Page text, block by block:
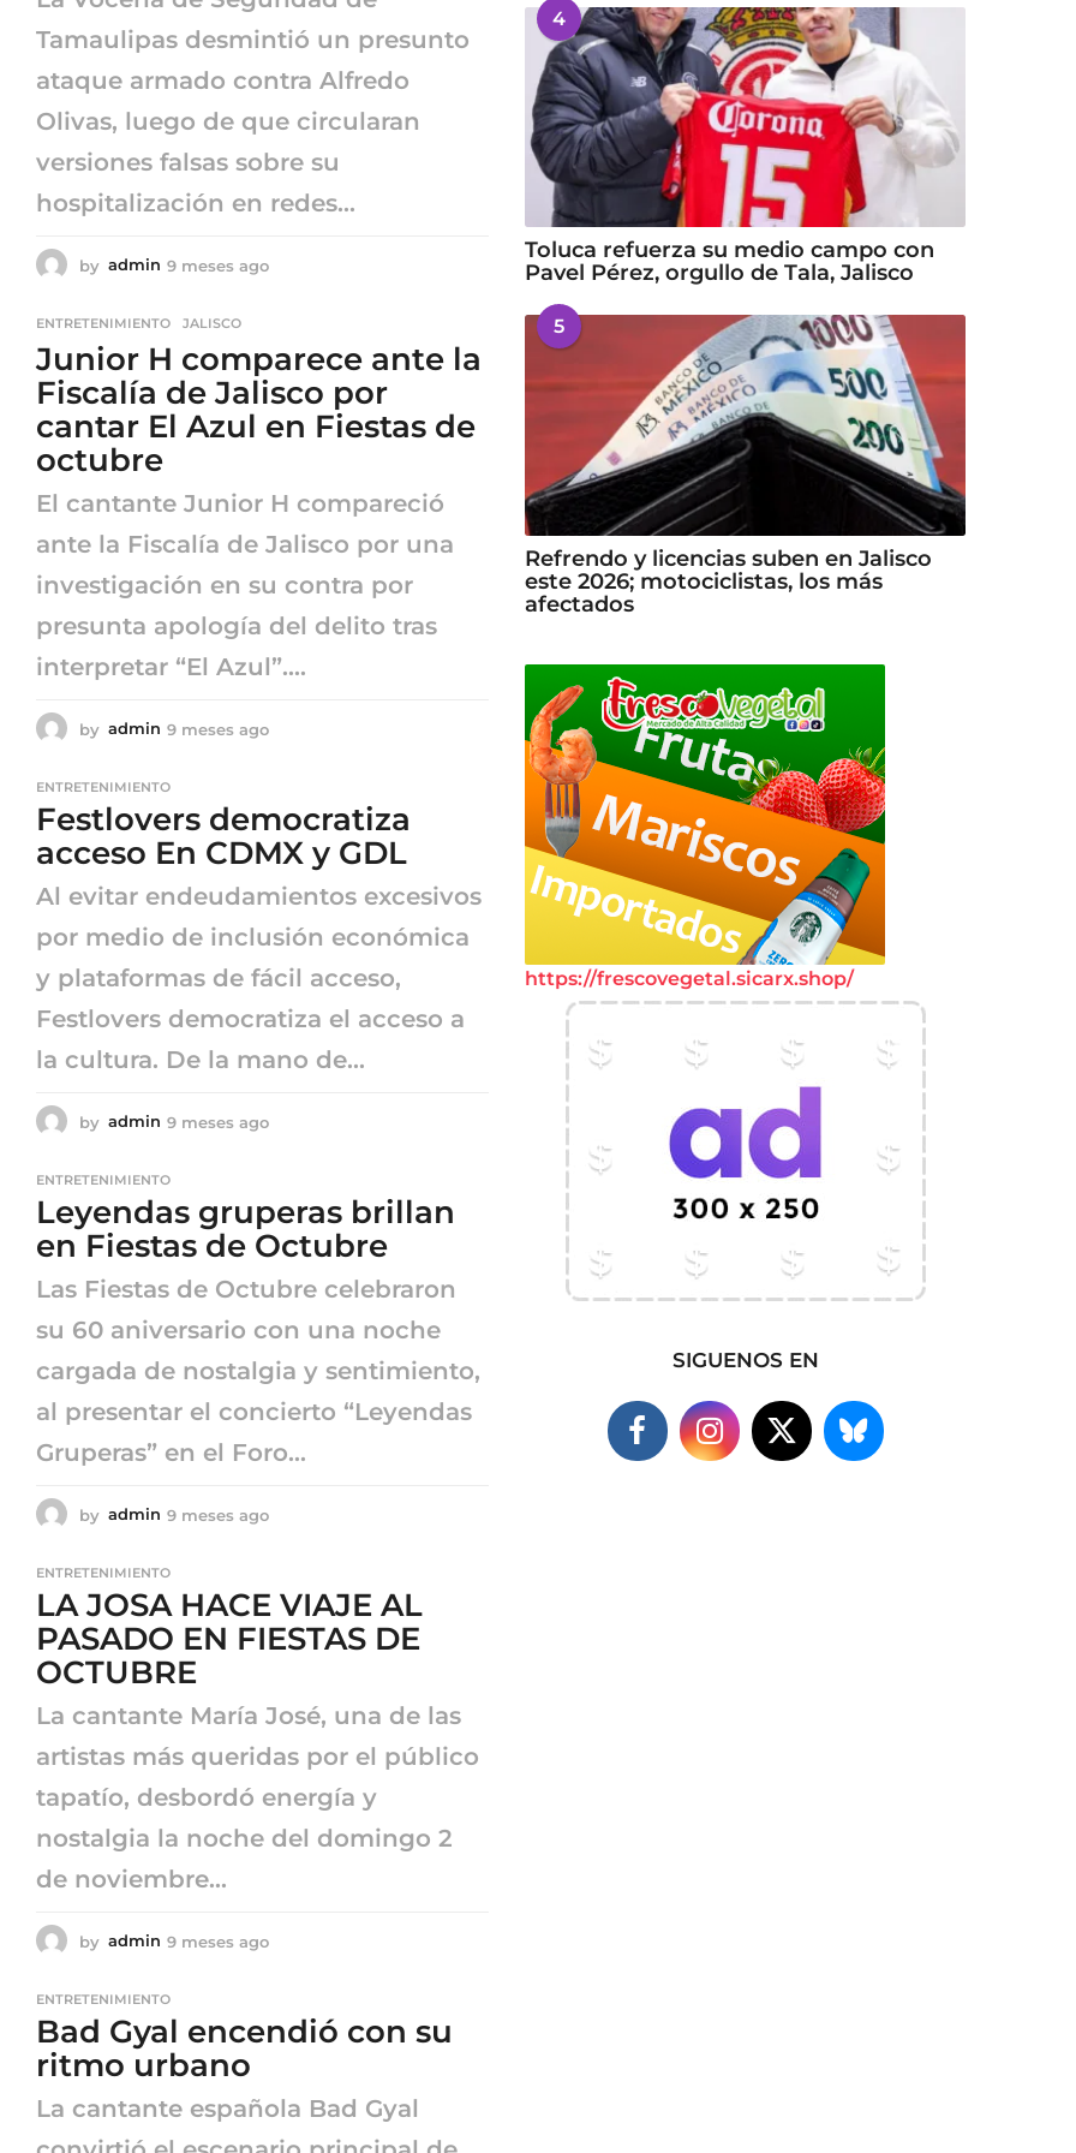
Tamaulipas desmintió un presunto
ataque armado contra Alfredo
Olivas, luego de que circularan
versiones falsas sobre su
hospitalización en redes...
by admin 9 meses ago
e
a
g
ENTRETENIMIENTO ,JALISCO
Junior H comparece ante la
Fiscalía de Jalisco por
cantar El Azul en Fiestas de
octubre
El cantante Junior H compareció
ante la Fiscalía de Jalisco por una
investigación en su contra por
presunta apología del delito tras
interpretar “El Azul”....
by admin 9 meses ago
e
s
a
g
o
ENTRETENIMIENTO
Festlovers democratiza
acceso En CDMX y GDL
Al evitar endeudamientos excesivos
por medio de inclusión económica
y plataformas de fácil acceso,
Festlovers democratiza el acceso a
la cultura. De la mano de...
by admin 9 meses ago
e
s
a
g
o
ENTRETENIMIENTO
Leyendas gruperas brillan
en Fiestas de Octubre
Las Fiestas de Octubre celebraron
su 60 aniversario con una noche
cargada de nostalgia y sentimiento,
al presentar el concierto “Leyendas
Gruperas” en el Foro...
by admin 9 meses ago
s
a
ENTRETENIMIENTO
LA JOSA HACE VIAJE AL
PASADO EN FIESTAS DE
OCTUBRE
La cantante María José, una de las
artistas más queridas por el público
tapatío, desbordó energía y
nostalgia la noche del domingo 2
de noviembre...
by admin 9 meses ago
e
g
o
ENTRETENIMIENTO
Bad Gyal encendió con su
ritmo urbano
La cantante española Bad Gyal
4
Toluca refuerza su medio campo con
Pavel Pérez, orgullo de Tala, Jalisco
5
Refrendo y licencias suben en Jalisco
este 2026; motociclistas, los más
afectados
https://frescovegetal.sicarx.shop/
SIGUENOS EN